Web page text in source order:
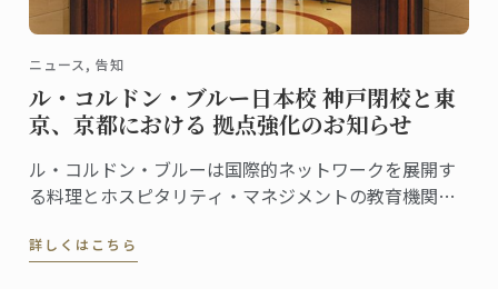
ニュース, 告知
ル・コルドン・ブルー日本校 神戸閉校と東
京、京都における 拠点強化のお知らせ
ル・コルドン・ブルーは国際的ネットワークを展開す
る料理とホスピタリティ・マネジメントの教育機関で
進しております。
詳しくはこちら